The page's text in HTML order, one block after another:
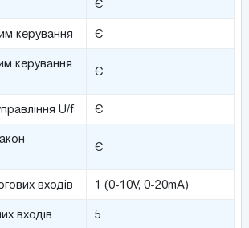
Є
керування Є
керування
Є
U/f Є
Є
входів 1 (0-10V, 0-20mA)
входів 5